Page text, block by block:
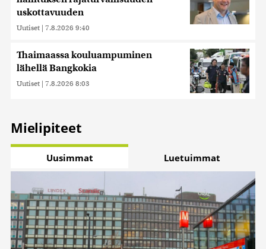
uskottavuuden
Uutiset | 7.8.2026 9:40
Thaimaassa kouluampuminen
lähellä Bangkokia
Uutiset | 7.8.2026 8:03
Mielipiteet
Uusimmat Luetuimmat